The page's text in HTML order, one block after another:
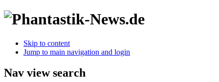
Skip to content
Jump to main navigation and login
Nav view search